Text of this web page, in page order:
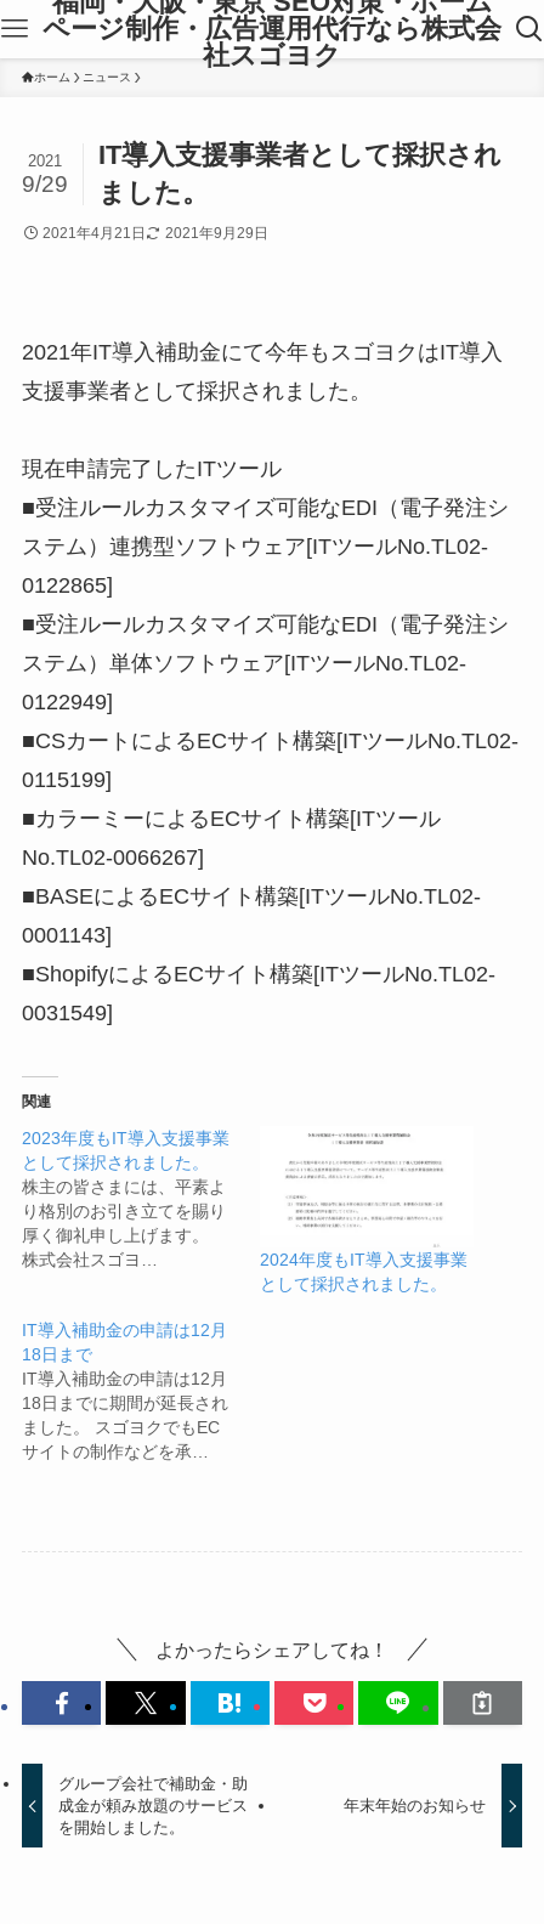
ページ制作・広告運用代行なら株式会
社スゴヨク
ホーム ニュース
IT導入支援事業者として採択され
ました。
2021
9/29
2021年4月21日 2021年9月29日
2021年IT導入補助金にて今年もスゴヨクはIT導入
支援事業者として採択されました。
現在申請完了したITツール
■受注ルールカスタマイズ可能なEDI（電子発注シ
ステム）連携型ソフトウェア[ITツールNo.TL02-
0122865]
■受注ルールカスタマイズ可能なEDI（電子発注シ
ステム）単体ソフトウェア[ITツールNo.TL02-
0122949]
■CSカートによるECサイト構築[ITツールNo.TL02-
0115199]
■カラーミーによるECサイト構築[ITツール
No.TL02-0066267]
■BASEによるECサイト構築[ITツールNo.TL02-
0001143]
■ShopifyによるECサイト構築[ITツールNo.TL02-
0031549]
関連
2023年度もIT導入支援事業
として採択されました。
株主の皆さまには、平素よ
り格別のお引き立てを賜り
厚く御礼申し上げます。
株式会社スゴヨ…
2024年度もIT導入支援事業
として採択されました。
IT導入補助金の申請は12月
18日まで
IT導入補助金の申請は12月
18日までに期間が延長され
ました。 スゴヨクでもEC
サイトの制作などを承…
よかったらシェアしてね！
グループ会社で補助金・助
成金が頼み放題のサービス
を開始しました。
年末年始のお知らせ